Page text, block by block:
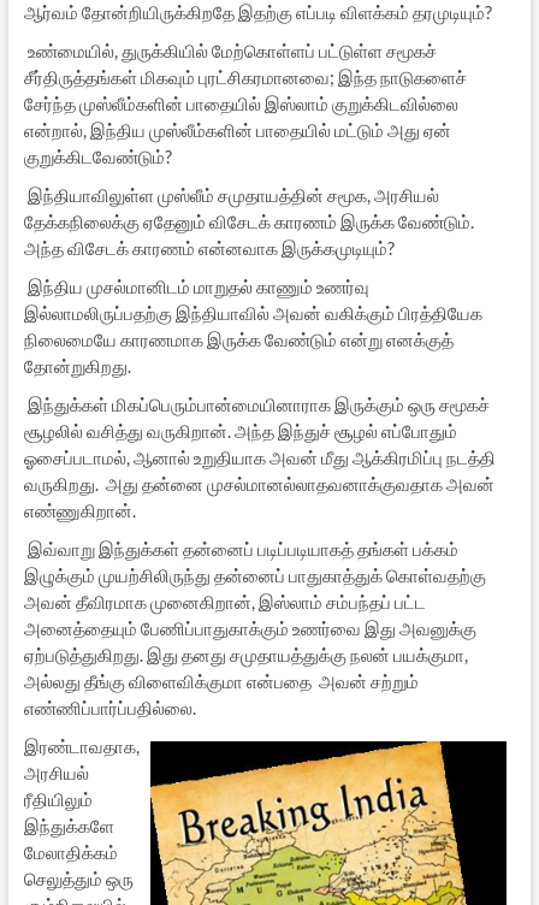
ஆர்வம் தோன்றியிருக்கிறதே இதற்கு எப்படி விளக்கம் தரமுடியும்?
உண்மையில், துருக்கியில் மேற்கொள்ளப் பட்டுள்ள சமூகச்
சீர்திருத்தங்கள் மிகவும் புரட்சிகரமானவை; இந்த நாடுகளைச்
சேர்ந்த முஸ்லீம்களின் பாதையில் இஸ்லாம் குறுக்கிடவில்லை
என்றால், இந்திய முஸ்லீம்களின் பாதையில் மட்டும் அது ஏன்
குறுக்கிடவேண்டும்?
இந்தியாவிலுள்ள முஸ்லீம் சமுதாயத்தின் சமூக, அரசியல்
தேக்கநிலைக்கு ஏதேனும் விசேடக் காரணம் இருக்க வேண்டும்.
அந்த விசேடக் காரணம் என்னவாக இருக்கமுடியும்?
இந்திய முசல்மானிடம் மாறுதல் காணும் உணர்வு
இல்லாமலிருப்பதற்கு இந்தியாவில் அவன் வகிக்கும் பிரத்தியேக
நிலைமையே காரணமாக இருக்க வேண்டும் என்று எனக்குத்
தோன்றுகிறது.
இந்துக்கள் மிகப்பெரும்பான்மையினாராக இருக்கும் ஒரு சமூகச்
சூழலில் வசித்து வருகிறான். அந்த இந்துச் சூழல் எப்போதும்
ஓசைப்படாமல், ஆனால் உறுதியாக அவன் மீது ஆக்கிரமிப்பு நடத்தி
வருகிறது. அது தன்னை முசல்மானல்லாதவனாக்குவதாக அவன்
எண்ணுகிறான்.
இவ்வாறு இந்துக்கள் தன்னைப் படிப்படியாகத் தங்கள் பக்கம்
இழுக்கும் முயற்சிலிருந்து தன்னைப் பாதுகாத்துக் கொள்வதற்கு
அவன் தீவிரமாக முனைகிறான், இஸ்லாம் சம்பந்தப் பட்ட
அனைத்தையும் பேணிப்பாதுகாக்கும் உணர்வை இது அவனுக்கு
ஏற்படுத்துகிறது. இது தனது சமுதாயத்துக்கு நலன் பயக்குமா,
அல்லது தீங்கு விளைவிக்குமா என்பதை அவன் சற்றும்
எண்ணிப்பார்ப்பதில்லை.
இரண்டாவதாக,
அரசியல்
ரீதியிலும்
இந்துக்களே
மேலாதிக்கம்
செலுத்தும் ஒரு